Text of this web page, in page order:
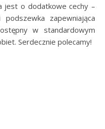
jest o dodatkowe cechy –
zapewniająca
w standardowym
Serdecznie polecamy!